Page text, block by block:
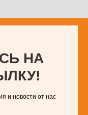
НА
и новости от нас